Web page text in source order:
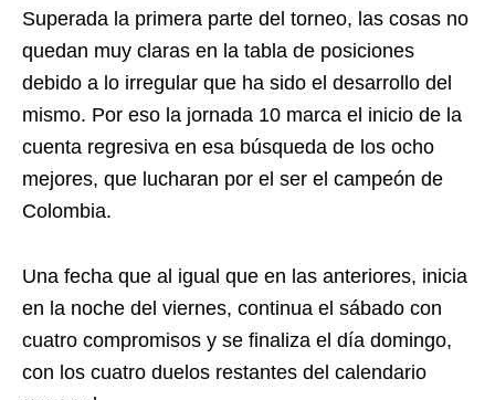
Superada la primera parte del torneo, las cosas no
quedan muy claras en la tabla de posiciones
debido a lo irregular que ha sido el desarrollo del
mismo. Por eso la jornada 10 marca el inicio de la
cuenta regresiva en esa búsqueda de los ocho
mejores, que lucharan por el ser el campeón de
Colombia.
Una fecha que al igual que en las anteriores, inicia
en la noche del viernes, continua el sábado con
cuatro compromisos y se finaliza el día domingo,
con los cuatro duelos restantes del calendario